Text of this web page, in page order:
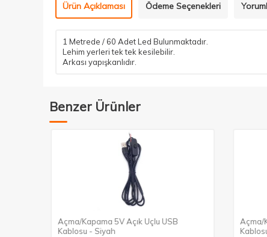
Ürün Açıklaması Ödeme Seçenekleri
1 Metrede / 60 Adet Led Bulunmaktadır.
Lehim yerleri tek tek kesilebilir.
Arkası yapışkanlıdır.
Benzer Ürünler
Açma/Kapama 5V Açık Uçlu USB
Kablosu - Siyah
Açma/